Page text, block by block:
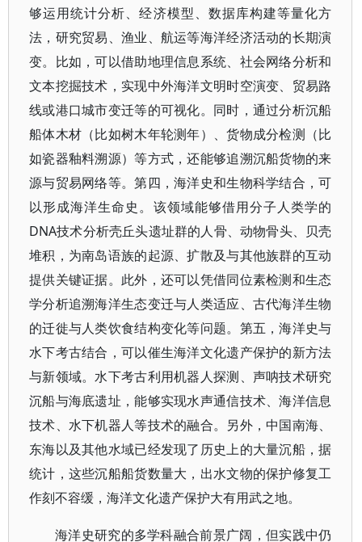
够运用统计分析、经济模型、数据库构建等量化方
法，研究贸易、渔业、航运等海洋经济活动的长期演
变。比如，可以借助地理信息系统、社会网络分析和
文本挖掘技术，实现中外海洋文明时空演变、贸易路
线或港口城市变迁等的可视化。同时，通过分析沉船
船体木材（比如树木年轮测年）、货物成分检测（比
如瓷器釉料溯源）等方式，还能够追溯沉船货物的来
源与贸易网络等。第四，海洋史和生物科学结合，可
以形成海洋生命史。该领域能够借用分子人类学的
DNA技术分析壳丘头遗址群的人骨、动物骨头、贝壳
堆积，为南岛语族的起源、扩散及与其他族群的互动
提供关键证据。此外，还可以凭借同位素检测和生态
学分析追溯海洋生态变迁与人类适应、古代海洋生物
的迁徙与人类饮食结构变化等问题。第五，海洋史与
水下考古结合，可以催生海洋文化遗产保护的新方法
与新领域。水下考古利用机器人探测、声呐技术研究
沉船与海底遗址，能够实现水声通信技术、海洋信息
技术、水下机器人等技术的融合。另外，中国南海、
东海以及其他水域已经发现了历史上的大量沉船，据
统计，这些沉船船货数量大，出水文物的保护修复工
作刻不容缓，海洋文化遗产保护大有用武之地。
海洋史研究的多学科融合前景广阔，但实践中仍